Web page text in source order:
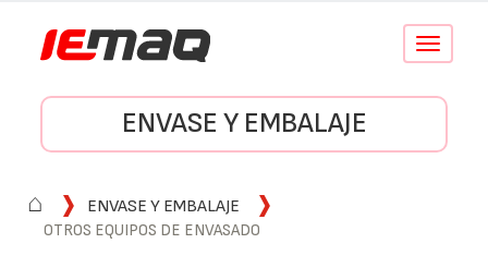
Conmutar
ENVASE Y EMBALAJE
⌂
ENVASE Y EMBALAJE
OTROS EQUIPOS DE ENVASADO